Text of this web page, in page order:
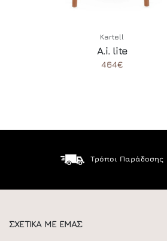
Kartell
A.i. lite
464€
Τρόποι Παράδοσης
ΣΧΕΤΙΚΑ ΜΕ ΕΜΑΣ